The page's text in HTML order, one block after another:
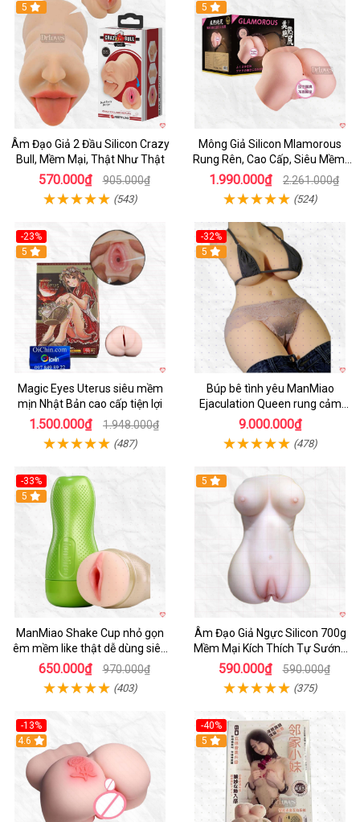
Hot
5
Âm Đạo Giả 2 Đầu Silicon Crazy
Bull, Mềm Mại, Thật Như Thật
570.000₫ 905.000₫
(543)
Hot
5
Mông Giả Silicon Mlamorous
Rung Rên, Cao Cấp, Siêu Mềm,
Hót
1.990.000₫ 2.261.000₫
(524)
-23%
Hot
5
Magic Eyes Uterus siêu mềm
mịn Nhật Bản cao cấp tiện lợi
1.500.000₫ 1.948.000₫
(487)
-32%
5
Búp bê tình yêu ManMiao
Ejaculation Queen rung cảm
biến sưởi ấm phun nước thông
9.000.000₫
(478)
-33%
Hot
5
ManMiao Shake Cup nhỏ gọn
êm mềm like thật dễ dùng siêu
hưng phấn
650.000₫ 970.000₫
(403)
5
Âm Đạo Giả Ngực Silicon 700g
Mềm Mại Kích Thích Tự Sướng
Nam
590.000₫ 590.000₫
(375)
-13%
4.6
-40%
5